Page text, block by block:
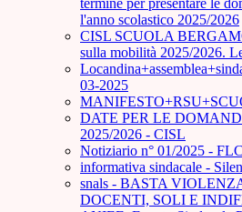
termine per presentare le
l'anno scolastico 2025/2026
CISL SCUOLA
sulla mobilità 2025/2026.
03-2025
DATE PER LE
2025/2026 - CISL
Notiziario n° 01/2025 -
informativa sindacale -
snals - BASTA
DOCENTI, SOLI E